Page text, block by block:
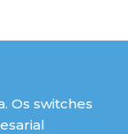
Os switches